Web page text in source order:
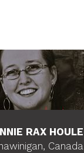
RAX HOULE
Canada